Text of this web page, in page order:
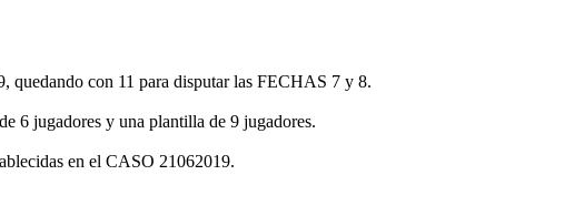
quedando con 11 para disputar las FECHAS 7 y 8.
6 jugadores y una plantilla de 9 jugadores.
en el CASO 21062019.